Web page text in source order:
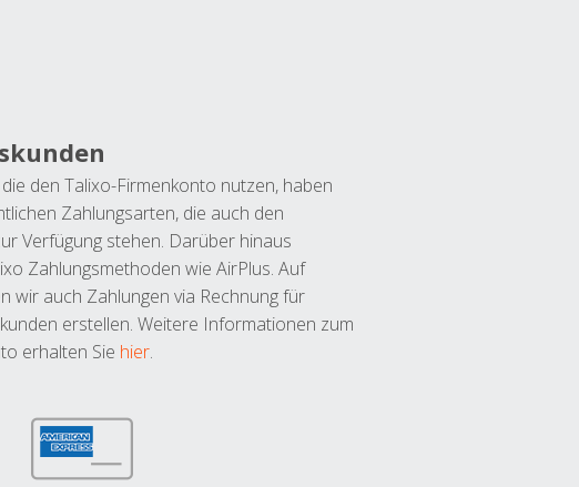
den Talixo-Firmenkonto nutzen, haben
Zahlungsarten, die auch den
Verfügung stehen. Darüber hinaus
Zahlungsmethoden wie AirPlus. Auf
wir auch Zahlungen via Rechnung für
erstellen. Weitere Informationen zum
erhalten Sie hier.